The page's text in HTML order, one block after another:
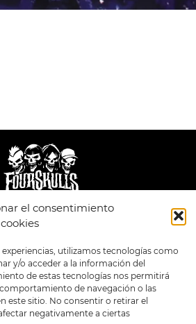
el consentimiento
utilizamos tecnologías como
y/o acceder a la información del
de estas tecnologías nos permitirá
de navegación o las
este sitio. No consentir o retirar el
negativamente a ciertas
TIENDA
FORMATOS
PREVENTAS
OFERTAS
MERCHANDISING
FOUR SKULLS